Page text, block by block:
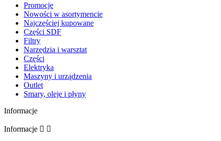
Promocje
Nowości w asortymencie
Najczęściej kupowane
Części SDF
Filtry
Narzędzia i warsztat
Części
Elektryka
Maszyny i urządzenia
Outlet
Smary, oleje i płyny
Informacje
Informacje  